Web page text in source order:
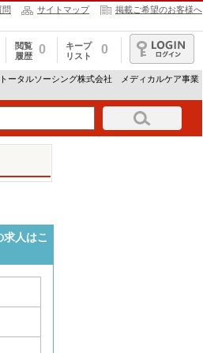
問 サイトマップ 掲載ご希望のお客様へ
閲覧
履歴
0
キープ
リスト
0
ログイン
ータルソーシング株式会社 メディカルケア事業
人はこ